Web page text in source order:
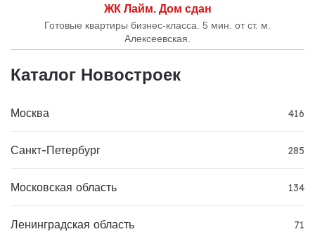
ЖК Лайм. Дом сдан
Готовые квартиры бизнес-класса. 5 мин. от ст. м.
Алексеевская.
Каталог Новостроек
Москва 416
Санкт-Петербург 285
Московская область 134
Ленинградская область 71